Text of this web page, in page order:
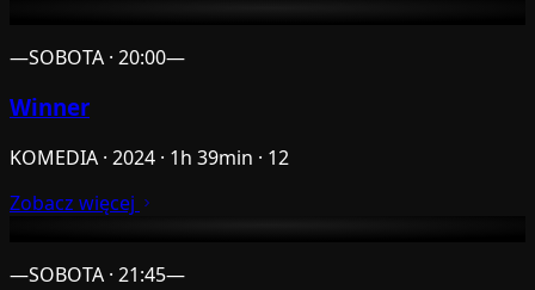
—SOBOTA · 20:00—
Winner
KOMEDIA · 2024 · 1h 39min · 12
Zobacz więcej
—SOBOTA · 21:45—